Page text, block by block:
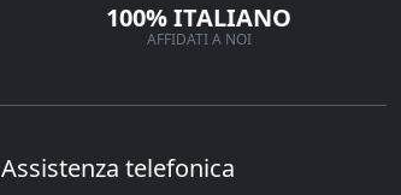
100% ITALIANO
AFFIDATI A NOI
Assistenza telefonica